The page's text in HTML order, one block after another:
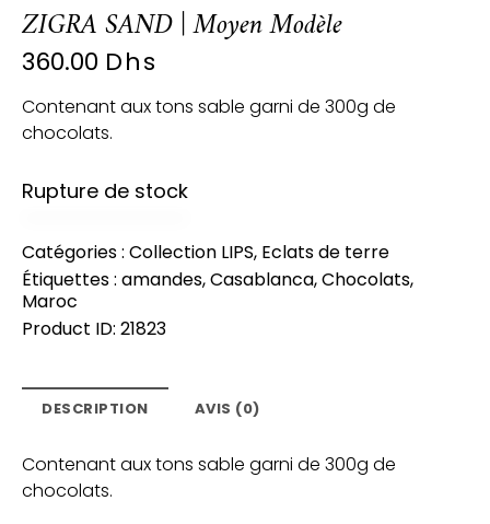
ZIGRA SAND | Moyen Modèle
360.00 Dhs
Contenant aux tons sable garni de 300g de
chocolats.
Rupture de stock
Catégories : Collection LIPS, Eclats de terre
Étiquettes : amandes,Casablanca,Chocolats,
Maroc
Product ID: 21823
DESCRIPTION AVIS (0)
Contenant aux tons sable garni de 300g de
chocolats.